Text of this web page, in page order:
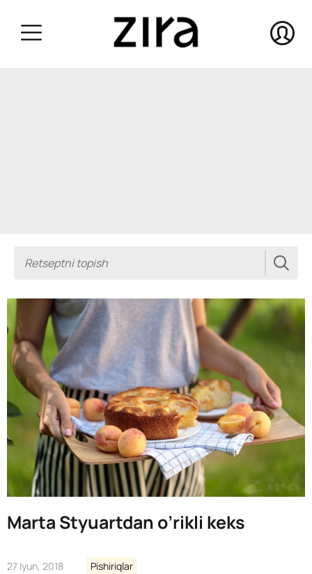
Marta Styuartdan o’rikli keks
27 Iyun, 2018 Pishiriqlar